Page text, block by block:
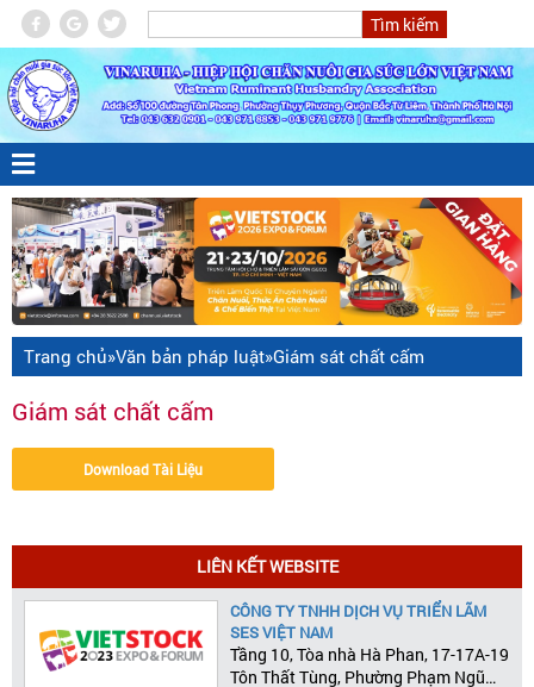
Trang chủ»Văn bản pháp luật»Giám sát chất cấm
Giám sát chất cấm
Download Tài Liệu
LIÊN KẾT WEBSITE
CÔNG TY TNHH DỊCH VỤ TRIỂN LÃM
SES VIỆT NAM
Tầng 10, Tòa nhà Hà Phan, 17-17A-19
Tôn Thất Tùng, Phường Phạm Ngũ